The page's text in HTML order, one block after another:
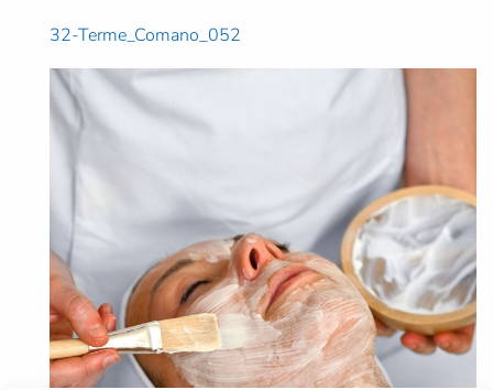
32-Terme_Comano_052